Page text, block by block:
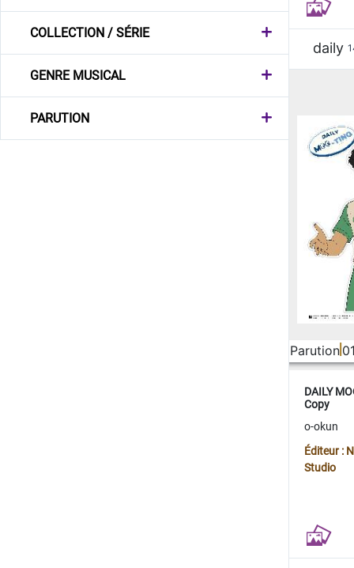
COLLECTION / SÉRIE
GENRE MUSICAL
PARUTION
daily
Parution
DAILY
Copy
o-okun
Éditeur :
Studio